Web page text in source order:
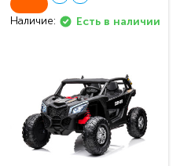
Наличие: Есть в наличии